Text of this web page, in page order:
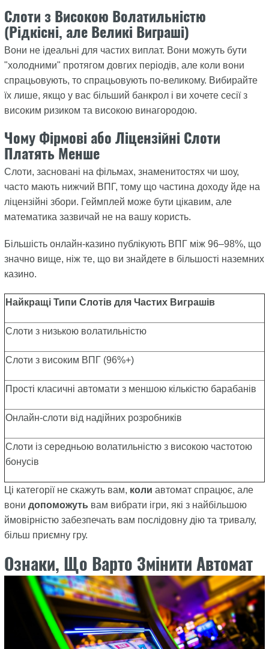
Слоти з Високою Волатильністю
(Рідкісні, але Великі Виграші)
Вони не ідеальні для частих виплат. Вони можуть бути
"холодними" протягом довгих періодів, але коли вони
спрацьовують, то спрацьовують по-великому. Вибирайте
їх лише, якщо у вас більший банкрол і ви хочете сесії з
високим ризиком та високою винагородою.
Чому Фірмові або Ліцензійні Слоти
Платять Менше
Слоти, засновані на фільмах, знаменитостях чи шоу,
часто мають нижчий ВПГ, тому що частина доходу йде на
ліцензійні збори. Геймплей може бути цікавим, але
математика зазвичай не на вашу користь.
Більшість онлайн-казино публікують ВПГ між 96–98%, що
значно вище, ніж те, що ви знайдете в більшості наземних
казино.
Найкращі Типи Слотів для Частих Виграшів
Слоти з низькою волатильністю
Слоти з високим ВПГ (96%+)
Прості класичні автомати з меншою кількістю барабанів
Онлайн-слоти від надійних розробників
Слоти із середньою волатильністю з високою частотою
бонусів
Ці категорії не скажуть вам, коли автомат спрацює, але
вони допоможуть вам вибрати ігри, які з найбільшою
ймовірністю забезпечать вам послідовну дію та тривалу,
більш приємну гру.
Ознаки, Що Варто Змінити Автомат